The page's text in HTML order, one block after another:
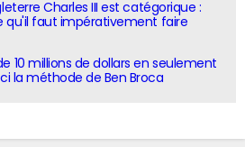
Charles III est catégorique :
qu'il faut impérativement faire
10 millions de dollars en seulement
la méthode de Ben Broca